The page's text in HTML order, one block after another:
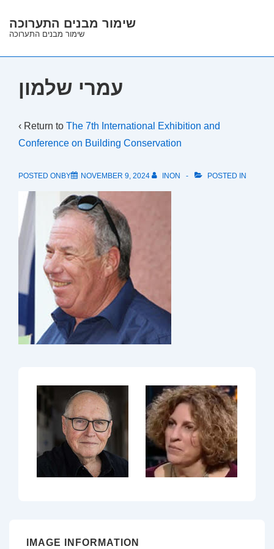
Skip
Main
שימור מבנים התערוכה
שימור מבנים התערוכה
עמרי שלמון
‹ Return to The 7th International Exhibition and
Conference on Building Conservation
POSTED ONBY NOVEMBER 9, 2024 INON POSTED IN
IMAGE INFORMATION